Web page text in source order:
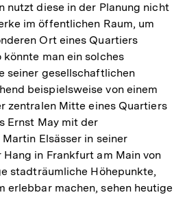
nutzt diese in der Planung nicht
im öffentlichen Raum, um
Ort eines Quartiers
könnte man ein solches
seiner gesellschaftlichen
beispielsweise von einem
zentralen Mitte eines Quartiers
Ernst May mit der
Elsässer in seiner
in Frankfurt am Main von
stadträumliche Höhepunkte,
erlebbar machen, sehen heutige